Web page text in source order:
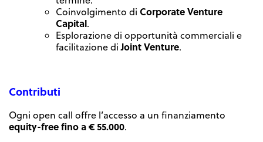
Coinvolgimento di Corporate Venture
Capital.
Esplorazione di opportunità commerciali e
facilitazione diJoint Venture.
Contributi
Ogni open call offre l’accesso a un finanziamento
equity-free fino a € 55.000.